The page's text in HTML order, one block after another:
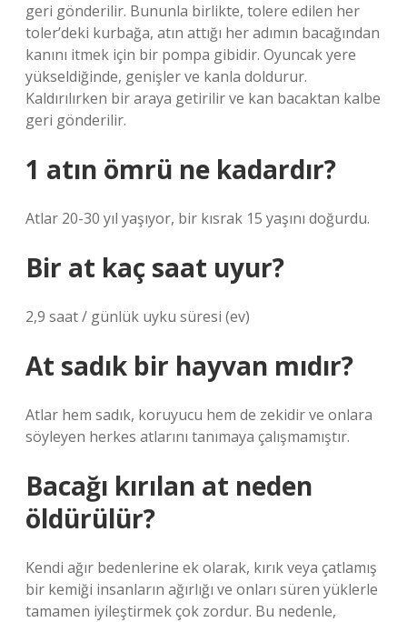
geri gönderilir. Bununla birlikte, tolere edilen her
toler’deki kurbağa, atın attığı her adımın bacağından
kanını itmek için bir pompa gibidir. Oyuncak yere
yükseldiğinde, genişler ve kanla doldurur.
Kaldırılırken bir araya getirilir ve kan bacaktan kalbe
geri gönderilir.
1 atın ömrü ne kadardır?
Atlar 20-30 yıl yaşıyor, bir kısrak 15 yaşını doğurdu.
Bir at kaç saat uyur?
2,9 saat / günlük uyku süresi (ev)
At sadık bir hayvan mıdır?
Atlar hem sadık, koruyucu hem de zekidir ve onlara
söyleyen herkes atlarını tanımaya çalışmamıştır.
Bacağı kırılan at neden
öldürülür?
Kendi ağır bedenlerine ek olarak, kırık veya çatlamış
bir kemiği insanların ağırlığı ve onları süren yüklerle
tamamen iyileştirmek çok zordur. Bu nedenle,